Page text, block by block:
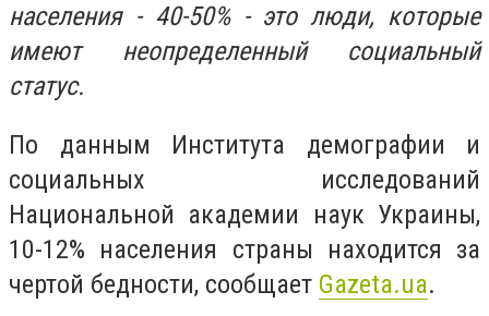
населения - 40-50% - это люди, которые
имеют неопределенный социальный
статус.
По данным Института демографии и
социальных исследований
Национальной академии наук Украины,
10-12% населения страны находится за
чертой бедности, сообщает Gazeta.ua.